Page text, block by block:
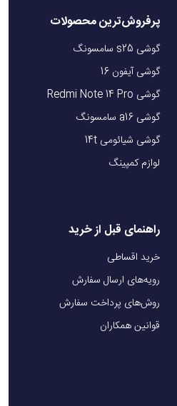
پرفروش‌ترین محصولات
گوشی s25 سامسونگ
گوشی آیفون 16
گوشی Redmi Note 14 Pro
گوشی a16 سامسونگ
گوشی شیائومی 14t
لوازم کمپینگ
راهنمای قبل از خرید
خرید اقساطی
رویه‌های ارسال سفارش
روش‌های پرداخت سفارش
قوانین همکاران